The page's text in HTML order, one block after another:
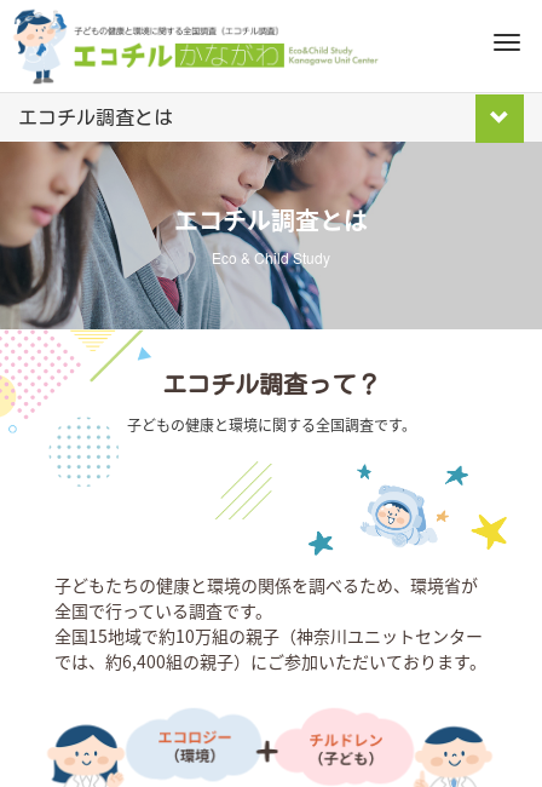
M
エコチル調査とは
エコチル調査とは
Eco & Child Study
エコチル調査って？
子どもの健康と環境に関する全国調査です。
子どもたちの健康と環境の関係を調べるため、環境省が
全国で行っている調査です。
全国15地域で約10万組の親子（神奈川ユニットセンター
では、約6,400組の親子）にご参加いただいております。